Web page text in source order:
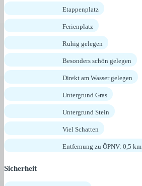
Etappenplatz
Ferienplatz
Ruhig gelegen
Besonders schön gelegen
Direkt am Wasser gelegen
Untergrund Gras
Untergrund Stein
Viel Schatten
Entfernung zu ÖPNV: 0,5 km
Sicherheit